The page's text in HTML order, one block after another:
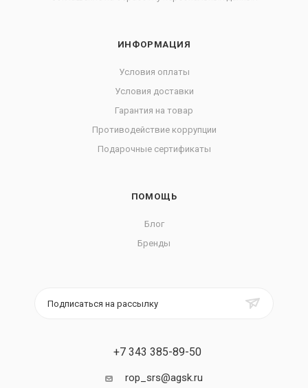
ИНФОРМАЦИЯ
Условия оплаты
Условия доставки
Гарантия на товар
Противодействие коррупции
Подарочные сертификаты
ПОМОЩЬ
Блог
Бренды
Подписаться на рассылку
+7 343 385-89-50
rop_srs@agsk.ru